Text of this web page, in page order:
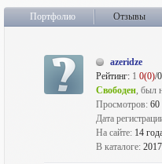
Портфолио Отзывы
azeridze
Рейтинг: 1 0(0)/
Свободен, был
Просмотров: 60
Дата
На сайте: 14
В каталоге: